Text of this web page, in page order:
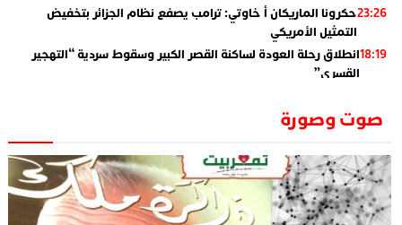
23:26حكرونا الماريكان أ خاوتي: ترامب يصفع نظام الجزائر بتخفيض
التمثيل الأمريكي
18:19انطلاق رحلة العودة لساكنة القصر الكبير وسقوط سردية “التهجير
القسري”
01:55
​”لارام”.. 3 خطوط أخرى نحو إسبانيا وهذه هي الوجهات
14:37الاعلامي حسن فاتح.. لهذا السبب يرفض بعض لاعبوا المنتخب
تعيين السكتيوي
صوت وصورة